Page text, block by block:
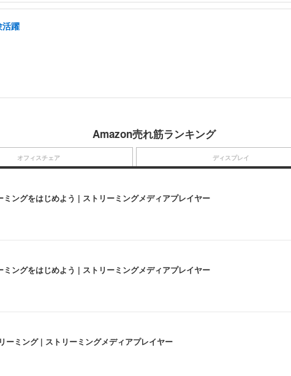
活躍
Amazon売れ筋ランキング
ングをはじめよう | ストリーミングメディアプレイヤー
ングをはじめよう | ストリーミングメディアプレイヤー
ミング | ストリーミングメディアプレイヤー
オフィスチェア ディスプレイ